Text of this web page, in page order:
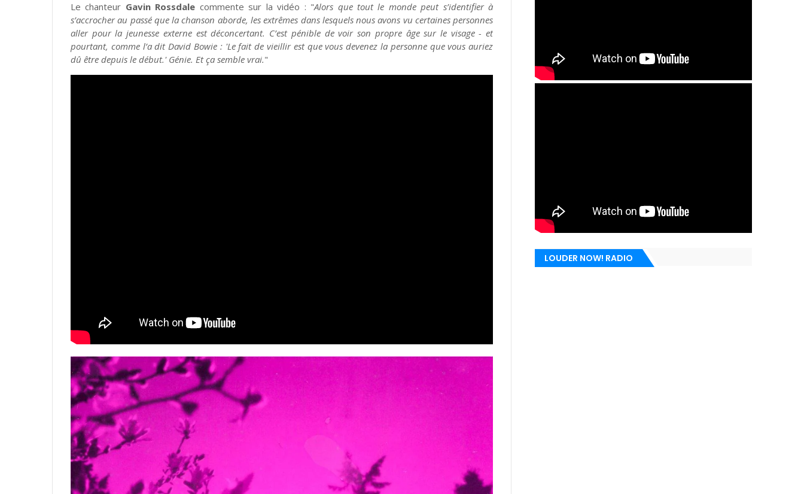
Le chanteur Gavin Rossdale commente sur la vidéo : "Alors que tout le monde peut s’identifier à
s’accrocher au passé que la chanson aborde, les extrêmes dans lesquels nous avons vu certaines personnes
aller pour la jeunesse externe est déconcertant. C’est pénible de voir son propre âge sur le visage - et
pourtant, comme l’a dit David Bowie : 'Le fait de vieillir est que vous devenez la personne que vous auriez
dû être depuis le début.' Génie. Et ça semble vrai."
LOUDER NOW! RADIO